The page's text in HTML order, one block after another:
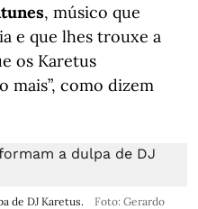
, músico que
e que lhes trouxe a
os Karetus
mais”, como dizem
de DJ Karetus.
Foto: Gerardo